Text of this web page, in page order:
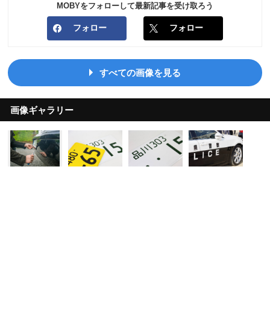
MOBYをフォローして最新記事を受け取ろう
フォロー フォロー
すべての画像を見る
画像ギャラリー